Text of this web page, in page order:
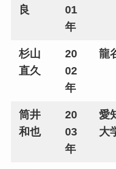
良
01
年
杉山
直久
20
02
年
龍
筒井
和也
20
03
年
愛
大